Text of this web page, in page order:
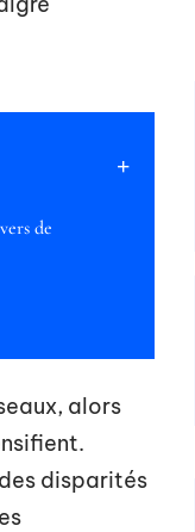
de
alors
disparités